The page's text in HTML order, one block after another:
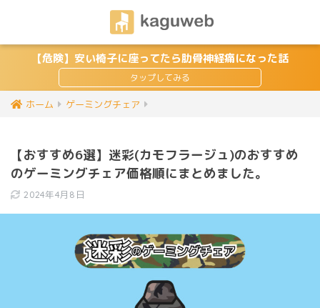
【危険】安い椅子に座ってたら肋骨神経痛になった話
ホーム ゲーミングチェア
【おすすめ6選】迷彩(カモフラージュ)のおすすめ
のゲーミングチェア価格順にまとめました。
2024年4月8日